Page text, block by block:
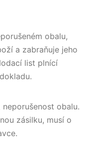
obalu,
a zabraňuje jeho
list plnící
obalu.
zásilku, musí o